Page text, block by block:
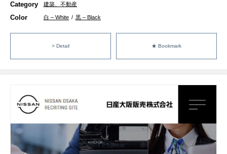
Category 建築、不動産
Color 白 – White / 黒 – Black
> Detail ★ Bookmark